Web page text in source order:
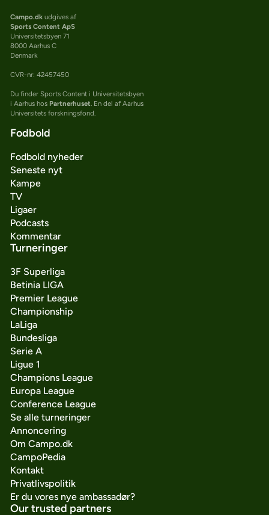
Campo.dkudgives af
Sports Content ApS
Universitetsbyen 71
8000 Aarhus C
Denmark
CVR-nr: 42457450
Du finder Sports Content i Universitetsbyen
i Aarhus hos Partnerhuset. En del af Aarhus
Universitets forskningsfond.
Fodbold
Fodbold nyheder
Seneste nyt
Kampe
TV
Ligaer
Podcasts
Kommentar
Turneringer
3F Superliga
Betinia LIGA
Premier League
Championship
LaLiga
Bundesliga
Serie A
Ligue 1
Champions League
Europa League
Conference League
Se alle turneringer
Annoncering
Om Campo.dk
CampoPedia
Kontakt
Privatlivspolitik
Er du vores nye ambassadør?
Our trusted partners